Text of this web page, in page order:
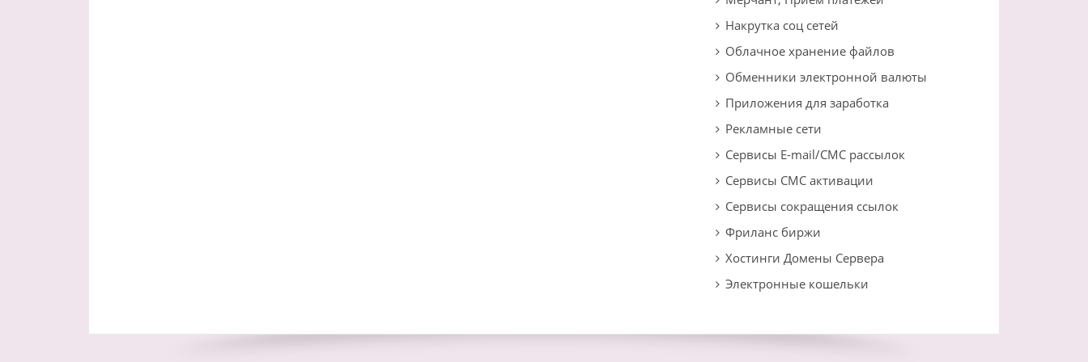
Накрутка соц сетей
Облачное хранение файлов
Обменники электронной валюты
Приложения для заработка
Рекламные сети
Сервисы E-mail/СМС рассылок
Сервисы СМС активации
Сервисы сокращения ссылок
Фриланс биржи
Хостинги Домены Сервера
Электронные кошельки